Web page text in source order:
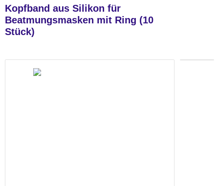
Kopfband aus Silikon für
Beatmungsmasken mit Ring (10
Stück)